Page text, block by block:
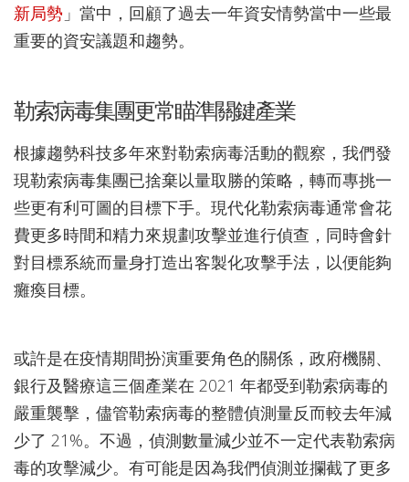
新局勢 」當中，回顧了過去一年資安情勢當中一些最
重要的資安議題和趨勢。
勒索病毒集團更常瞄準關鍵產業
根據趨勢科技多年來對勒索病毒活動的觀察，我們發
現勒索病毒集團已捨棄以量取勝的策略，轉而專挑一
些更有利可圖的目標下手。現代化勒索病毒通常會花
費更多時間和精力來規劃攻擊並進行偵查，同時會針
對目標系統而量身打造出客製化攻擊手法，以便能夠
癱瘓目標。
或許是在疫情期間扮演重要角色的關係，政府機關、
銀行及醫療這三個產業在 2021 年都受到勒索病毒的
嚴重襲擊，儘管勒索病毒的整體偵測量反而較去年減
少了 21%。不過，偵測數量減少並不一定代表勒索病
毒的攻擊減少。有可能是因為我們偵測並攔截了更多